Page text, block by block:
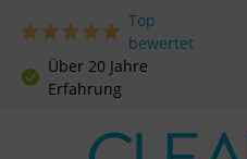
Zum Hauptinhalt springen
Top
bewertet
Über 20 Jahre
Erfahrung